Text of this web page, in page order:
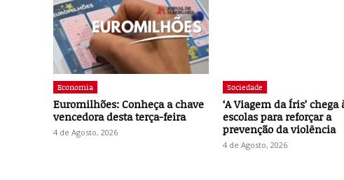
Economia
Euromilhões: Conheça a chave
vencedora desta terça-feira
4 de Agosto, 2026
Sociedade
‘A Viagem da Íris’ chega
escolas para reforçar a
prevenção da violência
4 de Agosto, 2026